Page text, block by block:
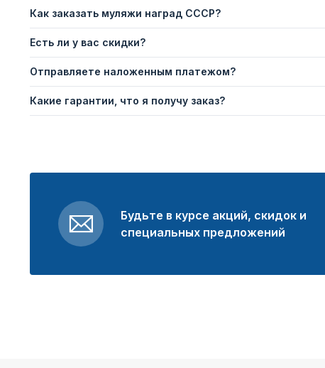
Как заказать муляжи наград СССР?
Есть ли у вас скидки?
Отправляете наложенным платежом?
Какие гарантии, что я получу заказ?
Будьте в курсе акций, скидок и
специальных предложений